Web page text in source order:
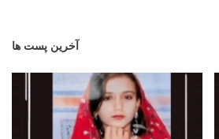
آخرین پست ها